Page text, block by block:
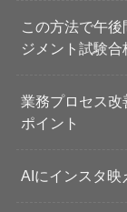
この方法で午
ジメント試験合
業務プロセス
ポイント
AIにインスタ映